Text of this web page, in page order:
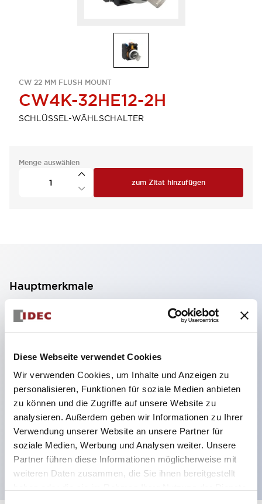
Diese Webseite verwendet Cookies
Wir verwenden Cookies, um Inhalte und Anzeigen zu
personalisieren, Funktionen für soziale Medien anbieten
zu können und die Zugriffe auf unsere Website zu
analysieren. Außerdem geben wir Informationen zu Ihrer
Verwendung unserer Website an unsere Partner für
soziale Medien, Werbung und Analysen weiter. Unsere
Partner führen diese Informationen möglicherweise mit
weiteren Daten zusammen, die Sie ihnen bereitgestellt
CW 22 MM FLUSH MOUNT
CW4K-32HE12-2H
SCHLÜSSEL-WÄHLSCHALTER
Menge auswählen
zum Zitat hinzufügen
Hauptmerkmale
2-Kontakt-Block mit 2 Stufen, ermöglicht eine 4-
Kontakt-Konfiguration (Gewährleistung der
Isolierung zwischen den 2 Kontakten).
59,9 mm (※ 22-stufiger Kontaktblock).
Platzsparendes Design möglich.
Sicherheitsstruktur der 3. Generation: 2-Aktions-
Freisetzung, integrierter Schutz, IP20-
Fingerschutzstruktur